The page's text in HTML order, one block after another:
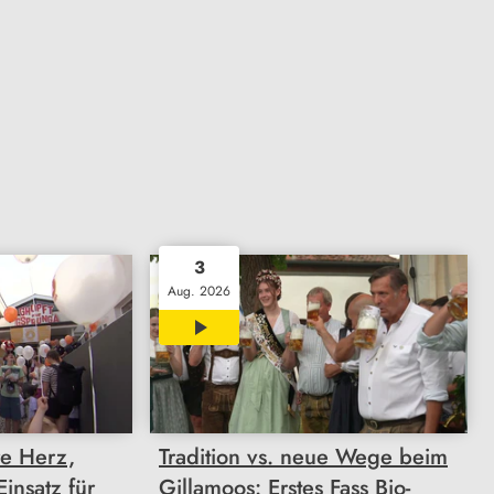
Herz,
für
3
Aug. 2026
02:22
Tradition vs. neue Wege beim
Gillamoos: Erstes Fass Bio-